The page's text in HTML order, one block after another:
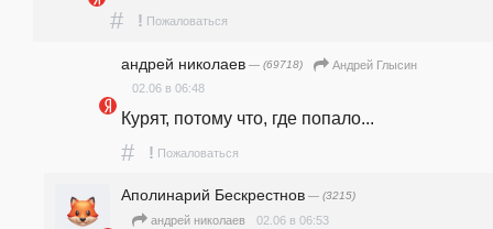
# ! Пожаловаться
андpeй николаев — (69718)
Андрей Глысин
02.06 в 06:48
Курят, потому что, где попало...
# ! Пожаловаться
Аполинарий Бескрестнов — (3215)
андpeй николаев 02.06 в 06:53